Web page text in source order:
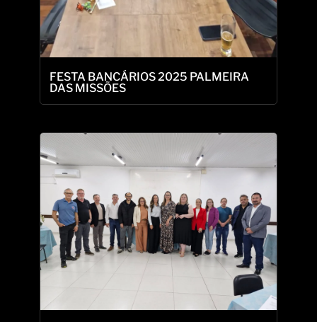
FESTA BANCÁRIOS 2025 PALMEIRA
DAS MISSÕES